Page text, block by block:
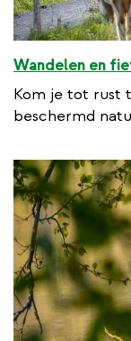
Wandelen en
Kom je tot rust
beschermd